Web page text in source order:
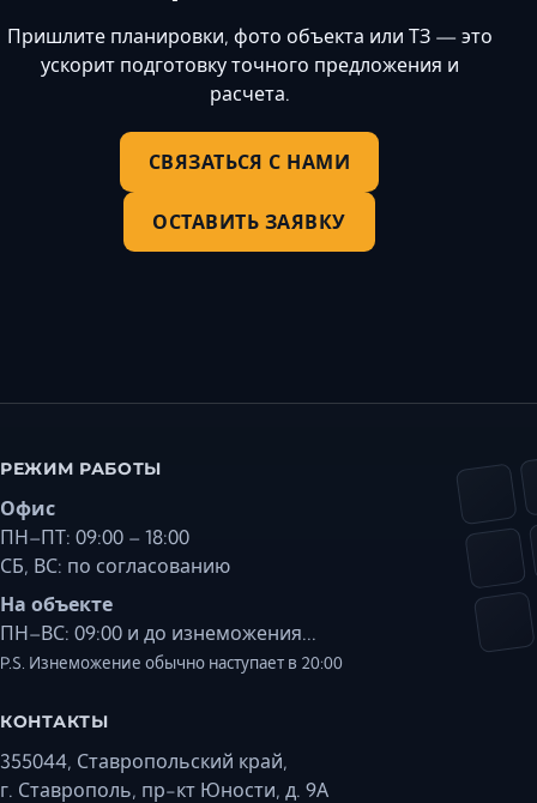
Пришлите планировки, фото объекта или ТЗ — это
ускорит подготовку точного предложения и
расчета.
СВЯЗАТЬСЯ С НАМИ
ОСТАВИТЬ ЗАЯВКУ
РЕЖИМ РАБОТЫ
Офис
ПН–ПТ: 09:00 – 18:00
СБ, ВС: по согласованию
На объекте
ПН–ВС: 09:00 и до изнеможения...
P.S. Изнеможение обычно наступает в 20:00
КОНТАКТЫ
355044, Ставропольский край,
г. Ставрополь, пр-кт Юности, д. 9А